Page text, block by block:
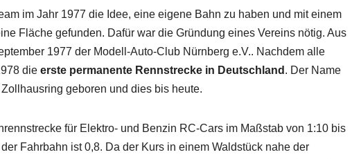
im Jahr 1977 die Idee, eine eigene Bahn zu haben und mit einem
Fläche gefunden. Dafür war die Gründung eines Vereins nötig. Aus
1977 der Modell-Auto-Club Nürnberg e.V.. Nachdem alle
die erste permanente Rennstrecke in Deutschland . Der Name
geboren und dies bis heute.
für Elektro- und Benzin RC-Cars im Maßstab von 1:10 bis
Fahrbahn ist 0,8. Da der Kurs in einem Waldstück nahe der